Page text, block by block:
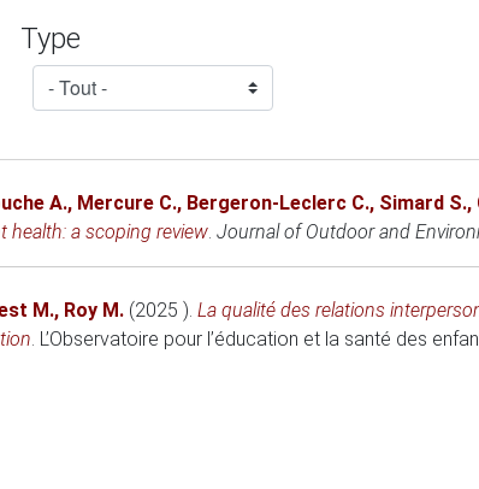
Type
A., Mercure C., Bergeron-Leclerc C., Simard S.,
health: a scoping review. Journal of Outdoor and
M., Roy M. (2025 ). La qualité des relations
. L’Observatoire pour l’éducation et la santé des